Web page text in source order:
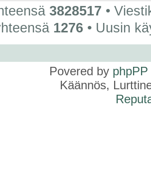
3828517 •
1276 • Uusin
Povered by phpPP
Käännös,